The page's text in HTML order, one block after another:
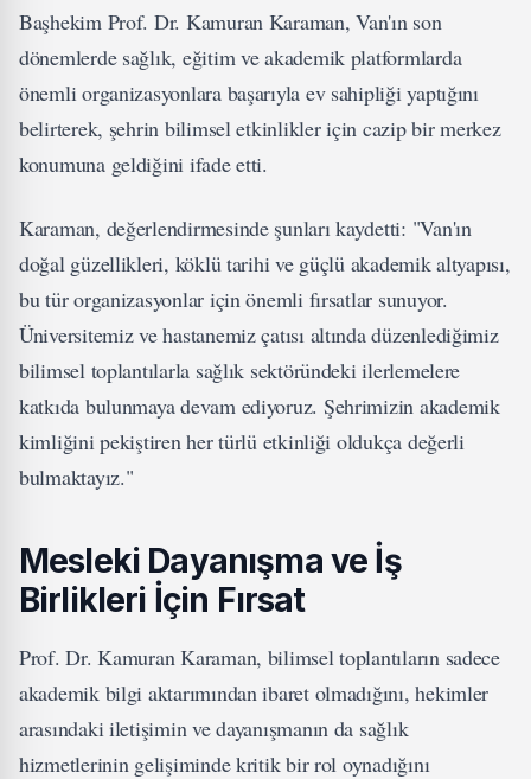
Başhekim Prof. Dr. Kamuran Karaman, Van'ın son
dönemlerde sağlık, eğitim ve akademik platformlarda
önemli organizasyonlara başarıyla ev sahipliği yaptığını
belirterek, şehrin bilimsel etkinlikler için cazip bir merkez
konumuna geldiğini ifade etti.
Karaman, değerlendirmesinde şunları kaydetti: "Van'ın
doğal güzellikleri, köklü tarihi ve güçlü akademik altyapısı,
bu tür organizasyonlar için önemli fırsatlar sunuyor.
Üniversitemiz ve hastanemiz çatısı altında düzenlediğimiz
bilimsel toplantılarla sağlık sektöründeki ilerlemelere
katkıda bulunmaya devam ediyoruz. Şehrimizin akademik
kimliğini pekiştiren her türlü etkinliği oldukça değerli
bulmaktayız."
Mesleki Dayanışma ve İş
Birlikleri İçin Fırsat
Prof. Dr. Kamuran Karaman, bilimsel toplantıların sadece
akademik bilgi aktarımından ibaret olmadığını, hekimler
arasındaki iletişimin ve dayanışmanın da sağlık
hizmetlerinin gelişiminde kritik bir rol oynadığını